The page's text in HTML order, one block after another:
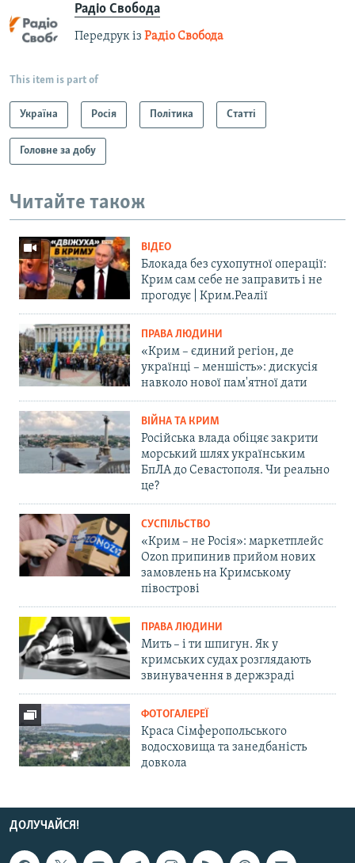
Радіо Свобода
Передрук із Радіо Свобода
This item is part of
Україна Росія Політика Статті
Головне за добу
Читайте також
ВІДЕО
Блокада без сухопутної операції:
Крим сам себе не заправить і не
прогодує | Крим.Реалії
ПРАВА ЛЮДИНИ
«Крим – єдиний регіон, де
українці – меншість»: дискусія
навколо нової пам'ятної дати
ВІЙНА ТА КРИМ
Російська влада обіцяє закрити
морський шлях українським
БпЛА до Севастополя. Чи реально
це?
СУСПІЛЬСТВО
«Крим – не Росія»: маркетплейс
Ozon припинив прийом нових
замовлень на Кримському
півострові
ПРАВА ЛЮДИНИ
Мить – і ти шпигун. Як у
кримських судах розглядають
звинувачення в держзраді
ФОТОГАЛЕРЕЇ
Краса Сімферопольського
водосховища та занедбаність
довкола
ДОЛУЧАЙСЯ!